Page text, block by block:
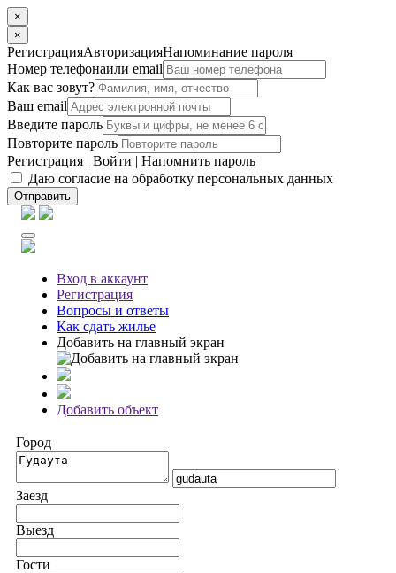
×
×
РегистрацияАвторизацияНапоминание пароля
Номер телефонаили email
Как вас зовут?
Ваш email
Введите пароль
Повторите пароль
Регистрация | Войти | Напомнить пароль
Даю согласие на обработку персональных данных
Отправить
Вход в аккаунт
Регистрация
Вопросы и ответы
Как сдать жилье
Добавить на главный экран
Добавить объект
Город
Заезд
Выезд
Гости